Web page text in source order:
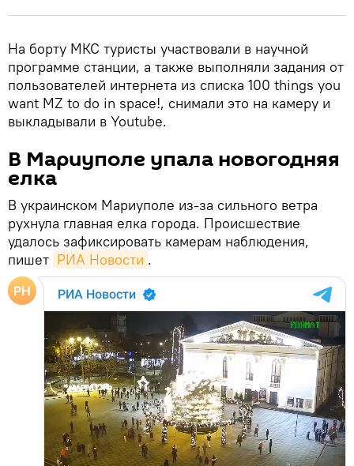
На борту МКС туристы участвовали в научной
программе станции, а также выполняли задания от
пользователей интернета из списка 100 things you
want MZ to do in space!, снимали это на камеру и
выкладывали в Youtube.
В Мариуполе упала новогодняя
елка
В украинском Мариуполе из-за сильного ветра
рухнула главная елка города. Происшествие
удалось зафиксировать камерам наблюдения,
пишет РИА Новости .